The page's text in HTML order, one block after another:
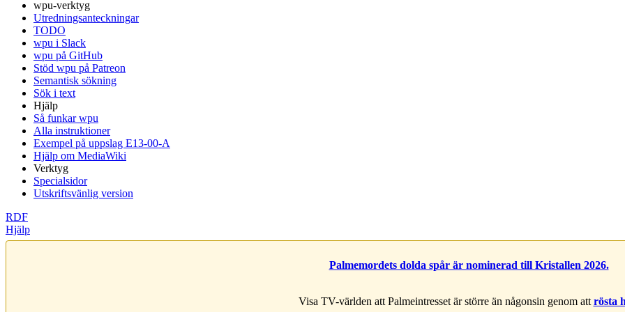
wpu-verktyg
Utredningsanteckningar
TODO
wpu i Slack
wpu på GitHub
Stöd wpu på Patreon
Semantisk sökning
Sök i text
Hjälp
Så funkar wpu
Alla instruktioner
Exempel på uppslag E13-00-A
Hjälp om MediaWiki
Verktyg
Specialsidor
Utskriftsvänlig version
RDF
Hjälp
Palmemordets dolda spår är nominerad till Kristallen 2026.
Visa TV-världen att Palmeintresset är större än någonsin genom att rösta